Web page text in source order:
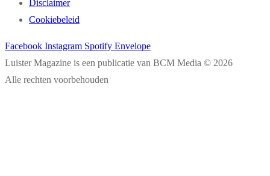
Disclaimer
Cookiebeleid
Facebook Instagram Spotify Envelope
Luister Magazine is een publicatie van BCM Media © 2026
Alle rechten voorbehouden